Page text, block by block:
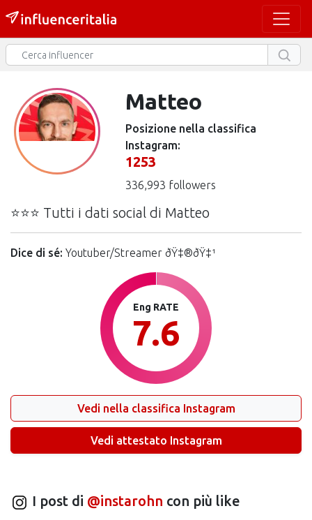
Matteo
Posizione nella classifica
Instagram:
1253
336,993 followers
⭐⭐⭐ Tutti i dati social di Matteo
Dice di sé: Youtuber/Streamer ðŸ‡®ðŸ‡¹
Eng RATE
7.6
Vedi nella classifica Instagram
Vedi attestato Instagram
I post di @instarohn con più like